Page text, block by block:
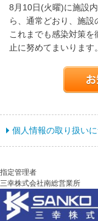
8月10日(火曜)に施設
ら、通常どおり、施設
これまでも感染対策
止に努めてまいります。
個人情報の取り扱い
指定管理者
三幸株式会社南総営業所